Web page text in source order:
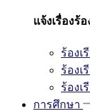
แจ้งเรื่องร้
ร้อง
ร้อง
ร้อง
การศึกษา